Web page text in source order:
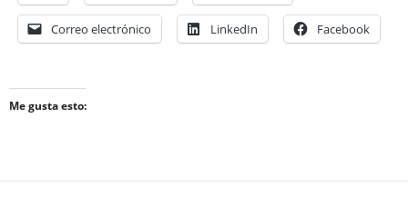
Correo electrónico LinkedIn Facebook
Me gusta esto: